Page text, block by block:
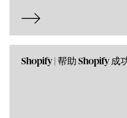
Shopify | 帮助 Shopify 成